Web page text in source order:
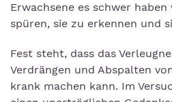
Erwachsene es schwer
spüren, sie zu erkennen und
Fest steht, dass das
Verdrängen und Abspalten
krank machen kann. Im